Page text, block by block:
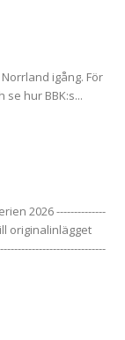
igång. För
se hur BBK:s...
2026 --------------
originalinlägget